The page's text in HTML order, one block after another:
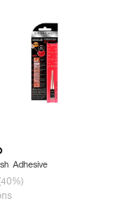
Adhesive